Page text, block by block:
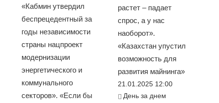
«Кабмин утвердил
беспрецедентный за
годы независимости
страны нацпроект
модернизации
энергетического и
коммунального
секторов». «Если бы
растет – падает
спрос, а у нас
наоборот».
«Казахстан упустил
возможность для
развития майнинга»
21.01.2025 12:00
День за днем